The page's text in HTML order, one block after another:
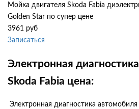
Мойка двигателя Skoda Fabia
Golden Star по супер цене
3961 руб
Записаться
Электронная
Skoda Fabia цена:
Электронная диагностика автомобиля